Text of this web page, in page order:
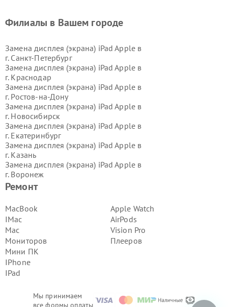
Мы принимаем
все формы оплаты
Ремонт
MacBook
IMac
Mac
Мониторов
Мини ПК
IPhone
IPad
Apple Watch
AirPods
Vision Pro
Плееров
Филиалы в Вашем городе
Замена дисплея (экрана) iPad Apple в
г. Санкт-Петербург
Замена дисплея (экрана) iPad Apple в
г. Краснодар
Замена дисплея (экрана) iPad Apple в
г. Ростов-на-Дону
Замена дисплея (экрана) iPad Apple в
г. Новосибирск
Замена дисплея (экрана) iPad Apple в
г. Екатеринбург
Замена дисплея (экрана) iPad Apple в
г. Казань
Замена дисплея (экрана) iPad Apple в
г. Воронеж
Замена дисплея (экрана) iPad Apple в
Замена дисплея (экрана) iPad Apple в
г.Самара
Замена дисплея (экрана) iPad Apple в
г.Пермь
Замена дисплея (экрана) iPad Apple в
г.Красноярск
Замена дисплея (экрана) iPad Apple в
г.Ижевск
Челябинск
Замена дисплея (экрана) iPad Apple в